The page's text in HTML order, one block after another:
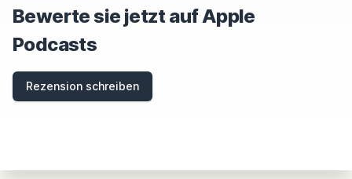
H
I
S
F
E
Bewerte sie jetzt auf Apple
Podcasts
Rezension schreiben